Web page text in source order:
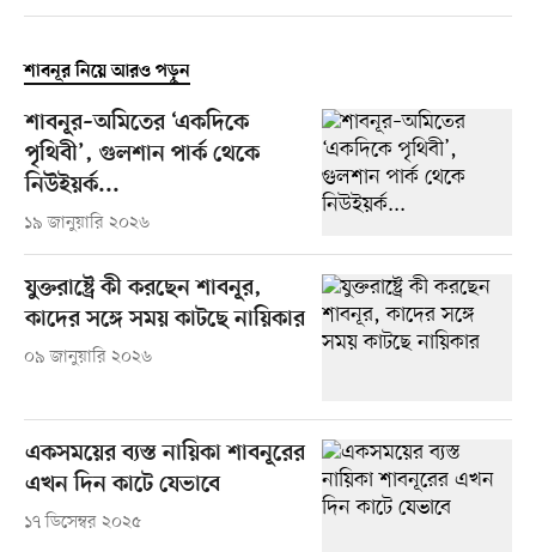
শাবনূর নিয়ে আরও পড়ুন
শাবনূর–অমিতের ‘একদিকে
পৃথিবী’, গুলশান পার্ক থেকে
নিউইয়র্ক...
১৯ জানুয়ারি ২০২৬
যুক্তরাষ্ট্রে কী করছেন শাবনূর,
কাদের সঙ্গে সময় কাটছে নায়িকার
০৯ জানুয়ারি ২০২৬
একসময়ের ব্যস্ত নায়িকা শাবনূরের
এখন দিন কাটে যেভাবে
১৭ ডিসেম্বর ২০২৫